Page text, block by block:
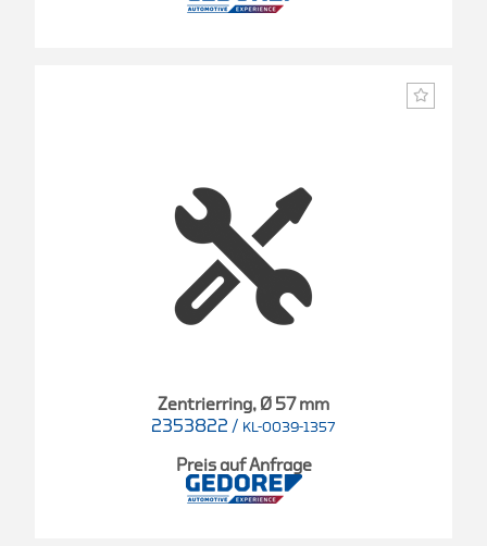
Zentrierring, Ø 57 mm
2353822 / KL-0039-1357
Preis auf Anfrage